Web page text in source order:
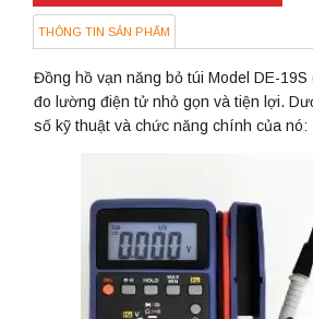
THÔNG TIN SẢN PHẨM
Đồng hồ vạn năng bỏ túi Model DE-19S
đo lường điện tử nhỏ gọn và tiện lợi.
số kỹ thuật và chức năng chính của nó: